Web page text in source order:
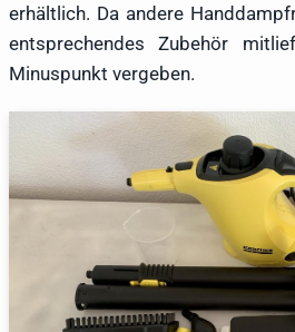
erhältlich. Da andere
entsprechendes Zubehör
Minuspunkt vergeben.